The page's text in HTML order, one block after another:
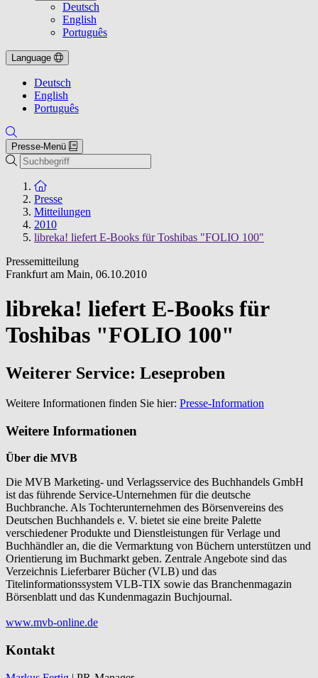
Deutsch
English
Português
Language
Deutsch
English
Português
Presse-Menü
Suche
Zur Startseite
Presse
Mitteilungen
2010
libreka! liefert E-Books für Toshibas "FOLIO 100"
Pressemitteilung
Frankfurt am Main, 06.10.2010
libreka! liefert E-Books für
Toshibas "FOLIO 100"
Weiterer Service: Leseproben
Weitere Informationen finden Sie hier: Presse-Information
Weitere Informationen
Über die MVB
Die MVB Marketing- und Verlagsservice des Buchhandels GmbH
ist das führende Service-Unternehmen für die deutsche
Buchbranche. Als Tochterunternehmen des Börsenvereins des
Deutschen Buchhandels e. V. bietet sie eine breite Palette
verschiedener Produkte und Dienstleistungen für Verlage und
Buchhändler an, die die Vermarktung von Büchern unterstützen und
Orientierung im Buchmarkt geben. Zentrale Angebote sind das
Verzeichnis Lieferbarer Bücher (VLB) und das
Titelinformationssystem VLB-TIX sowie das Branchenmagazin
Börsenblatt und das Kundenmagazin Buchjournal.
www.mvb-online.de
Kontakt